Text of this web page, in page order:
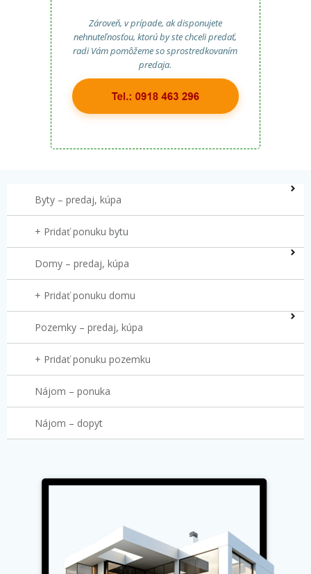
Zároveň, v prípade, ak disponujete
nehnuteľnosťou, ktorú by ste chceli predať,
radi Vám pomôžeme so sprostredkovaním
predaja.
Byty – predaj, kúpa
+ Pridať ponuku bytu
Domy – predaj, kúpa
+ Pridať ponuku domu
Pozemky – predaj, kúpa
+ Pridať ponuku pozemku
Nájom – ponuka
Nájom – dopyt